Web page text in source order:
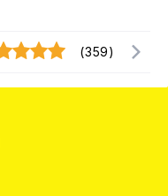
(359)